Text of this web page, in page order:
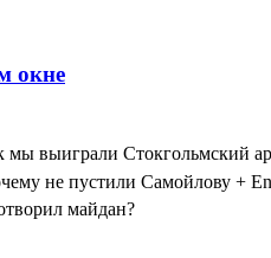
мы выиграли Стокгольмский
не пустили Самойлову +
майдан?